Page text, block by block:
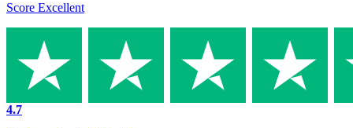
Score Excellent
4.7